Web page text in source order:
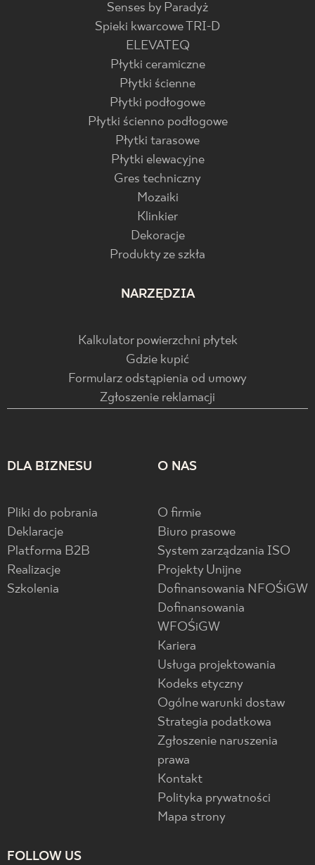
Senses by Paradyż
Spieki kwarcowe TRI-D
ELEVATEQ
Płytki ceramiczne
Płytki ścienne
Płytki podłogowe
Płytki ścienno podłogowe
Płytki tarasowe
Płytki elewacyjne
Gres techniczny
Mozaiki
Klinkier
Dekoracje
Produkty ze szkła
NARZĘDZIA
Kalkulator powierzchni płytek
Gdzie kupić
Formularz odstąpienia od umowy
Zgłoszenie reklamacji
DLA BIZNESU
Pliki do pobrania
Deklaracje
Platforma B2B
Realizacje
Szkolenia
O NAS
O firmie
Biuro prasowe
System zarządzania ISO
Projekty Unijne
Dofinansowania NFOŚiGW
Dofinansowania
WFOŚiGW
Kariera
Usługa projektowania
Kodeks etyczny
Ogólne warunki dostaw
Strategia podatkowa
Zgłoszenie naruszenia
prawa
Kontakt
Polityka prywatności
Mapa strony
FOLLOW US